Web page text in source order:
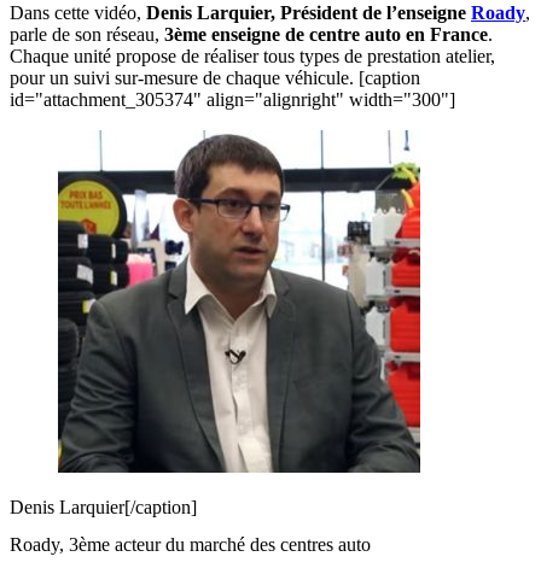
Dans cette vidéo, Denis Larquier, Président de l’enseigne Roady,
parle de son réseau, 3ème enseigne de centre auto en France.
Chaque unité propose de réaliser tous types de prestation atelier,
pour un suivi sur-mesure de chaque véhicule. [caption
id="attachment_305374" align="alignright" width="300"]
Denis Larquier[/caption]
Roady, 3ème acteur du marché des centres auto